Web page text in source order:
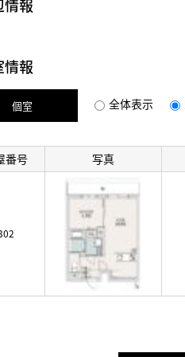
情報
情報
個室 全体表示
番号 写真